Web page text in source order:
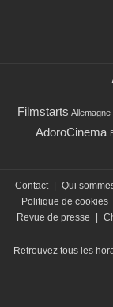
Filmstarts Allemagne
AdoroCinema
Contact Qui
Politique de cookies
Revue de presse
Retrouvez tous les